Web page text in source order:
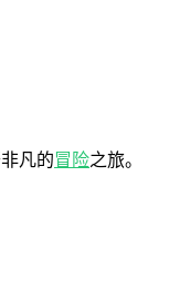
凡的冒险之旅。